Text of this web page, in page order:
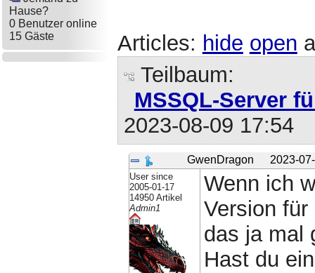
Hause?
0 Benutzer online
15 Gäste
Articles: hide open
Teilbaum:
MSSQL-Server
2023-08-09 17:54
GwenDragon 2023-
User since
2005-01-17
14950 Artikel
Admin1
Wenn ich
Version
das ja mal
Hast du